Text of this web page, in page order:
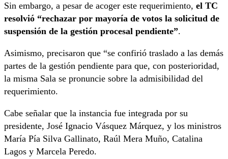
Sin embargo, a pesar de acoger este requerimiento, el TC
resolvió “rechazar por mayoría de votos la solicitud de
suspensión de la gestión procesal pendiente”.
Asimismo, precisaron que “se confirió traslado a las demás
partes de la gestión pendiente para que, con posterioridad,
la misma Sala se pronuncie sobre la admisibilidad del
requerimiento.
Cabe señalar que la instancia fue integrada por su
presidente, José Ignacio Vásquez Márquez, y los ministros
María Pía Silva Gallinato, Raúl Mera Muño, Catalina
Lagos y Marcela Peredo.